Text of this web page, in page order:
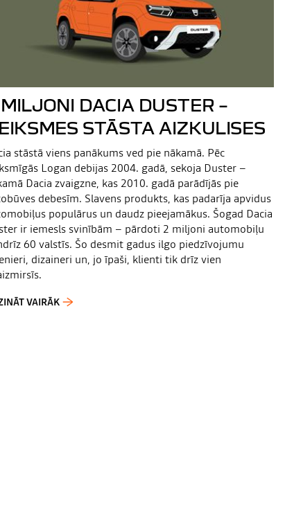
DACIA DUSTER –
STĀSTA AIZKULISES
stāstā viens panākums ved pie nākamā. Pēc
Logan debijas 2004. gadā, sekoja Duster –
Dacia zvaigzne, kas 2010. gadā parādījās pie
debesīm. Slavens produkts, kas padarīja apvidus
populārus un daudz pieejamākus. Šogad Dacia
ir iemesls svinībām – pārdoti 2 miljoni automobiļu
60 valstīs. Šo desmit gadus ilgo piedzīvojumu
dizaineri un, jo īpaši, klienti tik drīz vien
VAIRĀK